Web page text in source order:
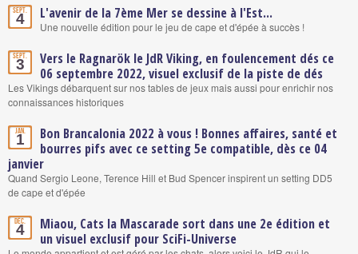
Sept.
4 L'avenir de la 7ème Mer se dessine à l'Est...
Une nouvelle édition pour le jeu de cape et d'épée à succès !
Sept.
3
Vers le Ragnarök le JdR Viking, en foulencement dés ce
06 septembre 2022, visuel exclusif de la piste de dés
Les Vikings débarquent sur nos tables de jeux mais aussi pour enrichir nos
connaissances historiques
Jan.
1
Bon Brancalonia 2022 à vous ! Bonnes affaires, santé et
bourres pifs avec ce setting 5e compatible, dès ce 04
janvier
Quand Sergio Leone, Terence Hill et Bud Spencer inspirent un setting DD5
de cape et d'épée
Déc.
4
Miaou, Cats la Mascarade sort dans une 2e édition et
un visuel exclusif pour SciFi-Universe